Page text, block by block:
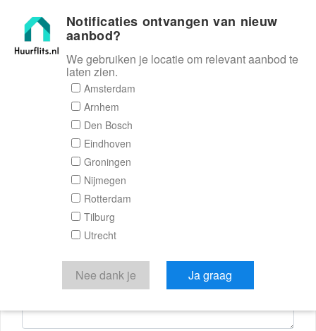
Huurflits
Reactieformulier
Huurflits
Verstuur je bericht
Door een bericht te sturen kom je in contact met de
aanbieder of makelaar van de woning.
Notificaties ontvangen van nieuw
aanbod?
We gebruiken je locatie om relevant aanbod te
laten zien.
Amsterdam
Arnhem
Den Bosch
Eindhoven
Groningen
Nijmegen
Rotterdam
Tilburg
Utrecht
Nee dank je Ja graag